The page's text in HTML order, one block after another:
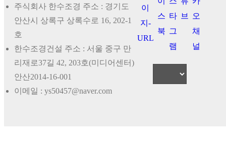
주식회사 한수조경 주소 : 경기도
안산시 상록구 상록수로 16, 202-1
호
한수조경건설 주소 : 서울 중구 만
리재로37길 42, 203호(미디어센터)
안산2014-16-001
이메일 : ys50457@naver.com